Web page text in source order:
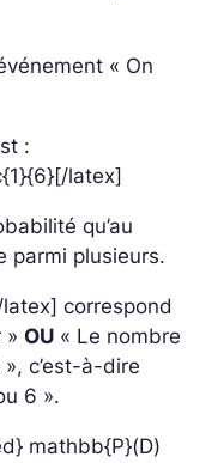
« On
:
latex]
qu’au
parmi plusieurs.
correspond
» OU « Le nombre
c’est-à-dire
6 ».
mathbb{P}(D)